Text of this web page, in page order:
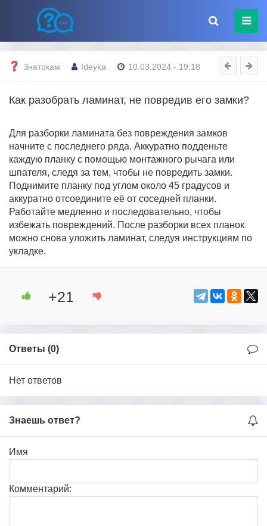
Знатокам Ideyka 10.03.2024 - 19:18
Как разобрать ламинат, не повредив его замки?
Для разборки ламината без повреждения замков
начните с последнего ряда. Аккуратно подденьте
каждую планку с помощью монтажного рычага или
шпателя, следя за тем, чтобы не повредить замки.
Поднимите планку под углом около 45 градусов и
аккуратно отсоедините её от соседней планки.
Работайте медленно и последовательно, чтобы
избежать повреждений. После разборки всех планок
можно снова уложить ламинат, следуя инструкциям по
укладке.
+21
Ответы (0)
Нет ответов
Знаешь ответ?
Имя
Комментарий: